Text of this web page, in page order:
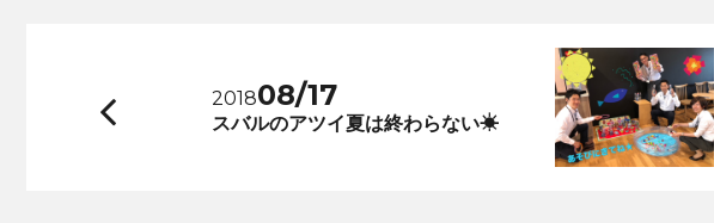
201808/17
スバルのアツイ夏は終わらない☀